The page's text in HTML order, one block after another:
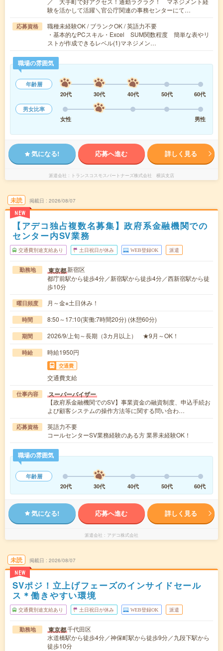
験を活かして活躍＼官公庁関連の事務センターにて…
応募資格
職種未経験OK / ブランクOK / 英語力不要
・基本的なPCスキル・Excel SUM関数程度 簡単な表やリ
ストが作成できるレベル(1)マネジメン…
職場の雰囲気
年齢層
20代
30代 40代 50代
60代
男女比率
女性
男性
気になる! 応募へ進む 詳しく見る
派遣会社 トランスコスモスパートナーズ株式会社 横浜支店
未読
NEW
掲載日 2026/08/07
【アデコ独占複数名募集】政府系金融機関での
センター内SV業務
交通費別途支給あり 土日祝日が休み WEB登録OK 派遣
勤務地 東京都新宿区
都庁前駅から徒歩4分／新宿駅から徒歩4分／西新宿駅から徒
歩10分
曜日頻度 月～金※土日休み！
時間 8:50～17:10(実働:7時間20分) (休憩60分)
期間 2026/9/上旬～長期（3カ月以上） ★9月～OK！
時給 時給1950円
交通費
交通費支給
仕事内容 スーパーバイザー
【政府系金融機関でのSV】事業資金の融資制度、申込手続お
よび顧客システムの操作方法等に関する問い合わ…
応募資格
英語力不要
コールセンターSV業務経験のある方 業界未経験OK！
職場の雰囲気
年齢層
20代
30代 40代 50代 60代
気になる! 応募へ進む 詳しく見る
派遣会社 アデコ株式会社
未読
NEW
掲載日 2026/08/07
SVポジ！立上げフェーズのインサイドセール
ス＊働きやすい環境
交通費別途支給あり 土日祝日が休み WEB登録OK 派遣
勤務地 東京都千代田区
水道橋駅から徒歩4分／神保町駅から徒歩9分／九段下駅から
徒歩10分